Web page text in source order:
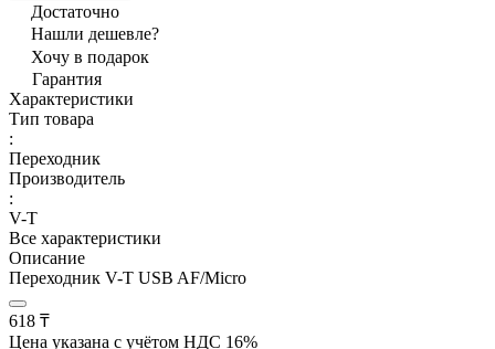
Достаточно
Нашли дешевле?
Хочу в подарок
Гарантия
Характеристики
Тип товара
:
Переходник
Производитель
:
V-T
Все характеристики
Описание
Переходник V-T USB AF/Micro
618 ₸
Цена указана с учётом НДС 16%